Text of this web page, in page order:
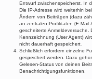
Entwurf zwischenspeicherst. In
Die IP-Adresse wird weiterhin
Ändern von Beiträgen (dazu
an zentralen Profildaten (E-
gescheiterte Anmeldeversuche.
Kennzeichnung (User Agent)
nicht dauerhaft gespeichert.
Schließlich erfordern einzelne
gespeichert werden. Dazu
Gelesen-Status von deinen
Benachrichtigungsfunktionen.